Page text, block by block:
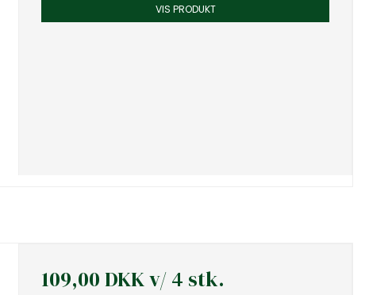
VIS PRODUKT
109,00 DKKv/ 4 stk.